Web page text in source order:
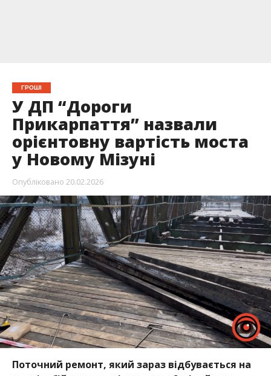
ГРОШІ
У ДП “Дороги
Прикарпаття” назвали
орієнтовну вартість моста
у Новому Мізуні
Опубліковано 20.02.2026
Поточний ремонт, який зараз відбувається на